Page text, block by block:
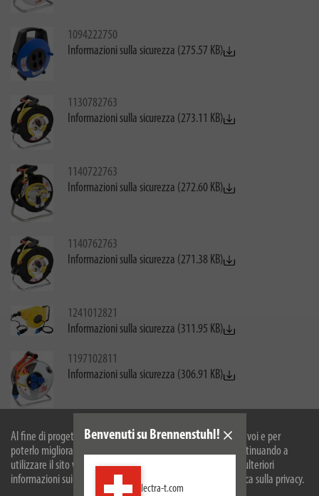
Al fine di progettare il nostro sito web in modo ottimale per voi e per
poterlo migliorare continuamente, utilizziamo i cookies. Continuando a
utilizzare il sito web, accetti il nostro utilizzo dei cookie. Per ulteriori
informazioni sui cookie, si prega di consultare la nostra politica sulla privacy.
Benvenuti su Brennenstuhl!
lectra-t.com
1094222750
Informazioni sulla sicurezza (275.57 KB)
1130782763
Informazioni sulla sicurezza (273.11 KB)
1140722763
Informazioni sulla sicurezza (272.60 KB)
1140762763
Informazioni sulla sicurezza (271.38 KB)
1241012821
Informazioni sulla sicurezza (311.95 KB)
1197102811
Informazioni sulla sicurezza (306.91 KB)
1093202
Informazioni sulla sicurezza (274.52 KB)